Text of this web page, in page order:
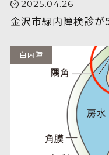
2025.04.26
金沢市緑内障検診
白内障